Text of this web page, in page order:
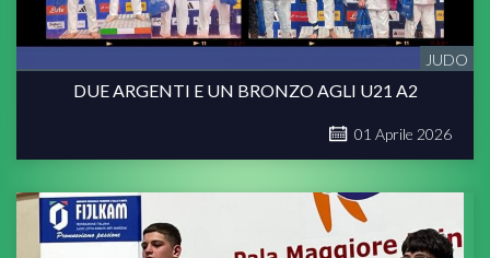
JUDO
DUE ARGENTI E UN BRONZO AGLI U21 A2
01 Aprile 2026